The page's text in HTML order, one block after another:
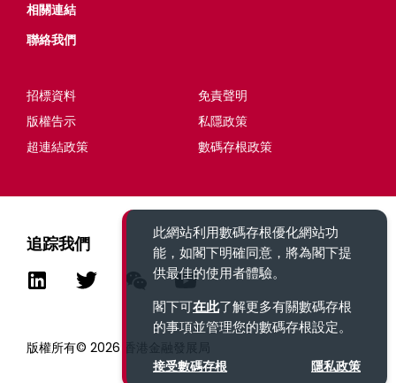
此網站利用數碼存根優化網站功
能，如閣下明確同意，將為閣下提
供最佳的使用者體驗。
閣下可在此了解更多有關數碼存根
的事項並管理您的數碼存根設定。
接受數碼存根 隱私政策
相關連結
聯絡我們
招標資料
免責聲明
版權告示
私隱政策
超連結政策
數碼存根政策
追踪我們
版權所有© 2026 香港金融發展局